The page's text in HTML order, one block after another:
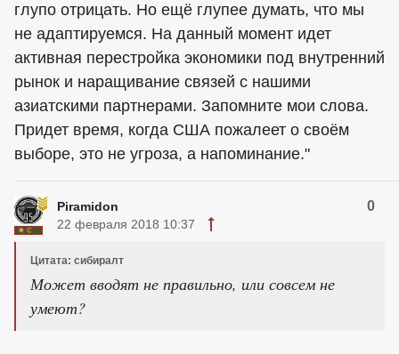
глупо отрицать. Но ещё глупее думать, что мы
не адаптируемся. На данный момент идет
активная перестройка экономики под внутренний
рынок и наращивание связей с нашими
азиатскими партнерами. Запомните мои слова.
Придет время, когда США пожалеет о своём
выборе, это не угроза, а напоминание."
Piramidon 0
22 февраля 2018 10:37
Цитата: сибиралт
Может вводят не правильно, или совсем не
умеют?